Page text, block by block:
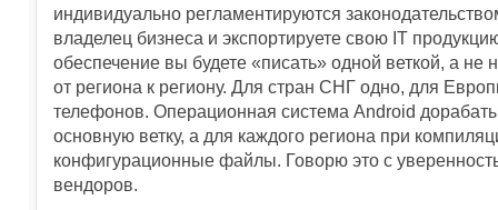
индивидуально регламентируются
владелец бизнеса и экспортируете свою IT
обеспечение вы будете «писать» одной веткой, а не
от региона к региону. Для стран СНГ одно, для
телефонов. Операционная система Android
основную ветку, а для каждого региона при
конфигурационные файлы. Говорю это с
вендоров.